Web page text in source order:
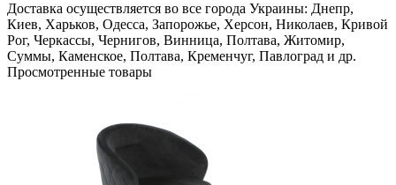
Доставка осуществляется во все города Украины: Днепр,
Киев, Харьков, Одесса, Запорожье, Херсон, Николаев, Кривой
Рог, Черкассы, Чернигов, Винница, Полтава, Житомир,
Суммы, Каменское, Полтава, Кременчуг, Павлоград и др.
Просмотренные товары